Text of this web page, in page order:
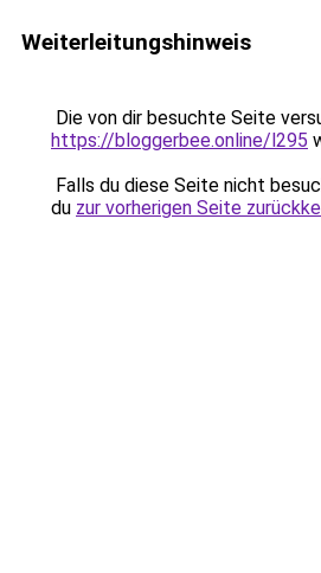
Weiterleitungshinweis
Die von dir besuchte Seite
https://bloggerbee.online/l295
Falls du diese Seite nicht
du zur vorherigen Seite